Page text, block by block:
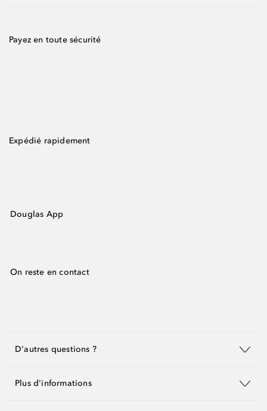
Payez en toute sécurité
Expédié rapidement
Douglas App
On reste en contact
D'autres questions ?
Plus d'informations